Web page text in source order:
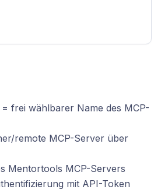
= frei wählbarer Name des MCP-
remote MCP-Server über
Mentortools MCP-Servers
mit API-Token